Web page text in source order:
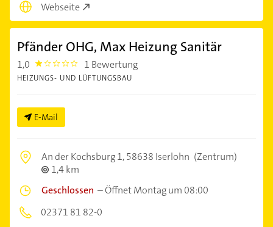
Webseite
Pfänder OHG, Max Heizung Sanitär
1,0 1.0 1 Bewertung
HEIZUNGS- UND LÜFTUNGSBAU
E-Mail
An der Kochsburg 1,58638 Iserlohn (Zentrum)
1,4 km
Geschlossen –Öffnet Montag um 08:00
02371 81 82-0